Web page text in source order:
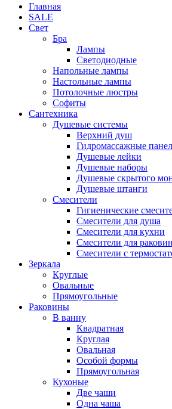
Главная
SALE
Свет
Бра
Лампы
Светодиодные
Напольные лампы
Настольные лампы
Потолочные люстры
Софиты
Сантехника
Душевые системы
Верхний душ
Гидромассажные
Душевые лейки
Душевые наборы
Душевые скрытого
Душевые штанги
Смесители
Гигиенические
Смесители для душа
Смесители для кухни
Смесители для
Смесители с
Зеркала
Круглые
Овальные
Прямоугольные
Раковины
В ванну
Квадратная
Круглая
Овальная
Особой формы
Прямоугольная
Кухоные
Две чаши
Одна чаша